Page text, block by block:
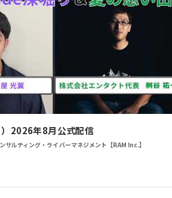
2026年8月公式配信
サルティング・ライバーマネジメント【RAM Inc.】